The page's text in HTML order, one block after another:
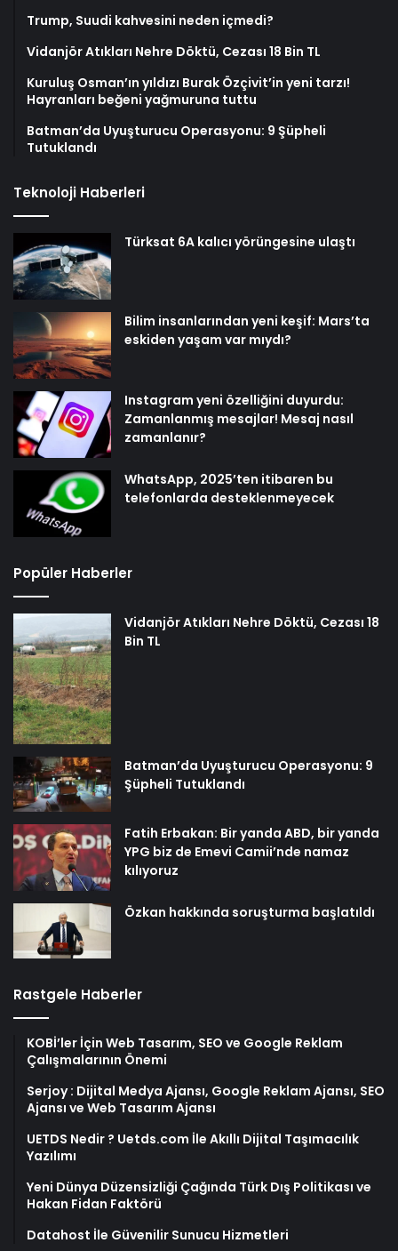
Trump, Suudi kahvesini neden içmedi?
Vidanjör Atıkları Nehre Döktü, Cezası 18 Bin TL
Kuruluş Osman’ın yıldızı Burak Özçivit’in yeni tarzı!
Hayranları beğeni yağmuruna tuttu
Batman’da Uyuşturucu Operasyonu: 9 Şüpheli
Tutuklandı
Teknoloji Haberleri
Türksat 6A kalıcı yörüngesine ulaştı
Bilim insanlarından yeni keşif: Mars’ta
eskiden yaşam var mıydı?
Instagram yeni özelliğini duyurdu:
Zamanlanmış mesajlar! Mesaj nasıl
zamanlanır?
WhatsApp, 2025’ten itibaren bu
telefonlarda desteklenmeyecek
Popüler Haberler
Vidanjör Atıkları Nehre Döktü, Cezası 18
Bin TL
Batman’da Uyuşturucu Operasyonu: 9
Şüpheli Tutuklandı
Fatih Erbakan: Bir yanda ABD, bir yanda
YPG biz de Emevi Camii’nde namaz
kılıyoruz
Özkan hakkında soruşturma başlatıldı
Rastgele Haberler
KOBİ’ler İçin Web Tasarım, SEO ve Google Reklam
Çalışmalarının Önemi
Serjoy : Dijital Medya Ajansı, Google Reklam Ajansı, SEO
Ajansı ve Web Tasarım Ajansı
UETDS Nedir ? Uetds.com İle Akıllı Dijital Taşımacılık
Yazılımı
Yeni Dünya Düzensizliği Çağında Türk Dış Politikası ve
Hakan Fidan Faktörü
Datahost İle Güvenilir Sunucu Hizmetleri